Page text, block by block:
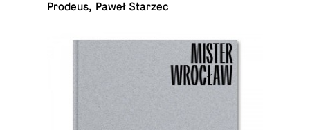
Prodeus, Paweł Starzec